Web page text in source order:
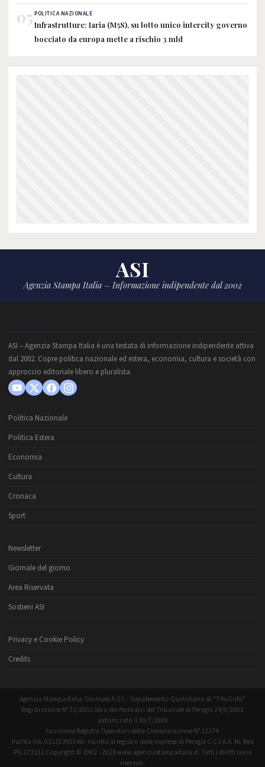
05 POLITICA NAZIONALE
Infrastrutture: Iaria (M5S), su lotto unico intercity governo
bocciato da europa mette a rischio 3 mld
ASI
Agenzia Stampa Italia – Informazione indipendente dal 2002
CHI SIAMO
ASI – Agenzia Stampa Italia è una testata di informazione indipendente attiva
dal 2002. Copre politica nazionale ed estera, economia, cultura e società con
approccio editoriale libero e pluralista.
Politica Nazionale
Politica Estera
Economia
Cultura
Cronaca
Sport
Newsletter
Giornale del giorno
Area Riservata
Sostieni ASI
Privacy e Cookie Policy
Credits
Agenzia Stampa Italia: Giornale A.S.I. - Supplemento Quotidiano di "TifoGrifo"
Registrazione N° 33/2002 Albo dei Periodici del Tribunale di Perugia 24/9/2002
autorizzato il 30/7/2009
Iscrizione Registro Operatori della Comunicazione N° 21374
Partita IVA: 03125390546 - Iscritta al registro delle imprese di Perugia C.C.I.A.A. Nr. Rea
PG 273151 Copyright © 2002 - 2026 www.agenziastampaitalia.it. Tutti i diritti sono
riservati.